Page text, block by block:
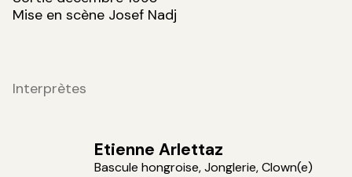
Mise en scène Josef Nadj
Interprètes
Etienne Arlettaz
Bascule hongroise, Jonglerie, Clown(e)